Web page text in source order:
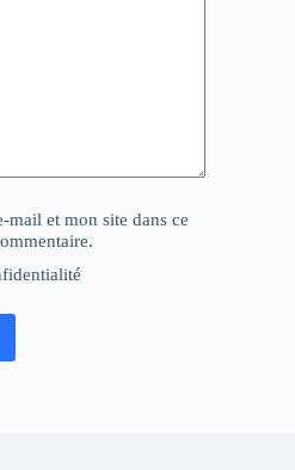
mail et mon site dans ce